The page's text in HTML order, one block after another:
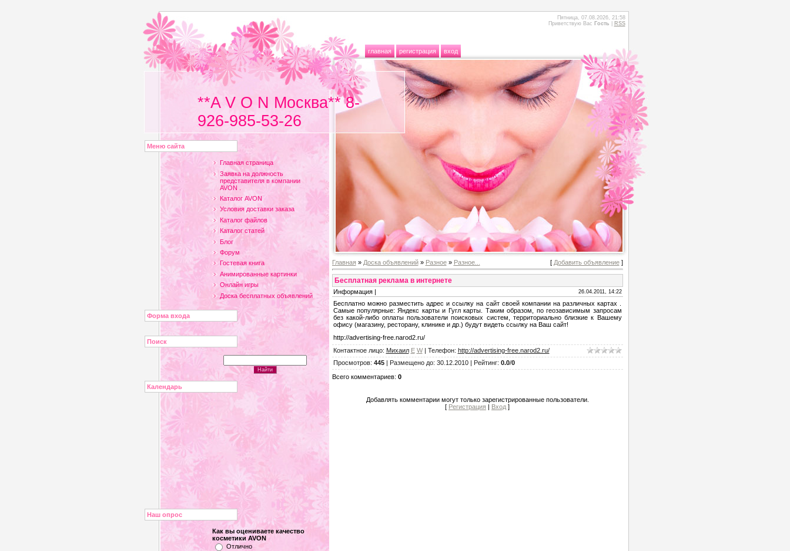
Пятница, 07.08.2026, 21:58
Приветствую Вас Гость RSS
главная регистрация вход
**A V O N Москва** 8-
926-985-53-26
Меню сайта
Главная страница
Заявка на должность
представителя в компании
AVON .
Каталог AVON
Условия доставки заказа
Каталог файлов
Каталог статей
Блог
Форум
Гостевая книга
Анимированные картинки
Онлайн игры
Доска бесплатных объявлений
Форма входа
Поиск
Календарь
Наш опрос
Как вы оцениваете качество
косметики AVON
Отлично
Главная» Доска объявлений» Разное» Разное... [ Добавить объявление]
Бесплатная реклама в интернете
Информация | 26.04.2011, 14:22
Бесплатно можно разместить адрес и ссылку на сайт своей компании на различных картах .
Самые популярные: Яндекс карты и Гугл карты. Таким образом, по геозависимым запросам
без какой-либо оплаты пользователи поисковых систем, территориально близкие к Вашему
офису (магазину, ресторану, клинике и др.) будут видеть ссылку на Ваш сайт!
http://advertising-free.narod2.ru/
Контактное лицо: Михаил E W| Телефон: http://advertising-free.narod2.ru/
Просмотров: 445| Размещено до: 30.12.2010 | Рейтинг: 0.0/0
Всего комментариев: 0
Добавлять комментарии могут только зарегистрированные пользователи.
[ Регистрация | Вход ]